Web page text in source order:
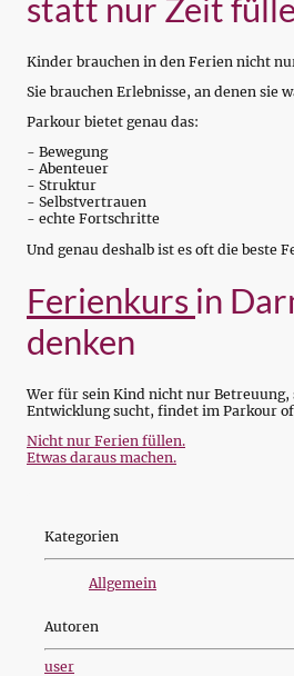
statt nur Zeit
Kinder brauchen in den Ferien nicht
Sie brauchen Erlebnisse, an denen sie
Parkour bietet genau das:
- Bewegung
- Abenteuer
- Struktur
- Selbstvertrauen
- echte Fortschritte
Und genau deshalb ist es oft die beste
Ferienkurs in
denken
Wer für sein Kind nicht nur Betreuung,
Entwicklung sucht, findet im Parkour
Nicht nur Ferien füllen.
Etwas daraus machen.
Kategorien
Allgemein
Autoren
user